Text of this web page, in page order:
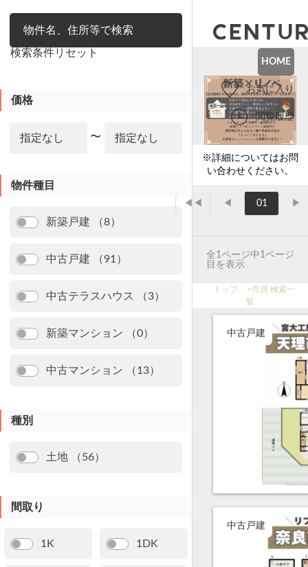
検索条件リセット
価格
〜
物件種目
新築戸建 （8）
中古戸建 （91）
中古テラスハウス （3）
新築マンション （0）
中古マンション （13）
種別
土地 （56）
間取り
1K 1DK
HOME
お気に入り
閲覧履歴
※詳細についてはお問
い合わせください。
◀◀ ◀ 01 ▶
全1ページ中1ページ
目を表示
トップ >売買 検索一
覧
中古戸建
中古戸建